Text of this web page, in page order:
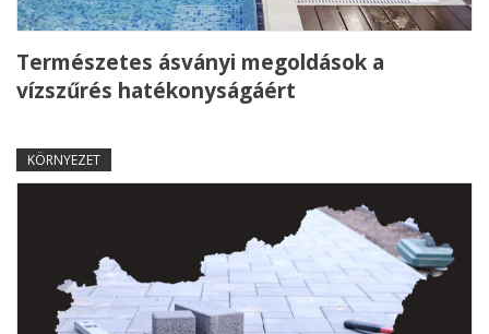
Természetes ásványi megoldások a
vízszűrés hatékonyságáért
KÖRNYEZET